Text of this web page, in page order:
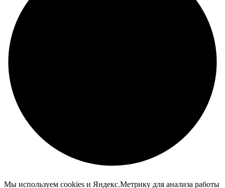
Мы используем cookies и Яндекс.Метрику для анализа работы